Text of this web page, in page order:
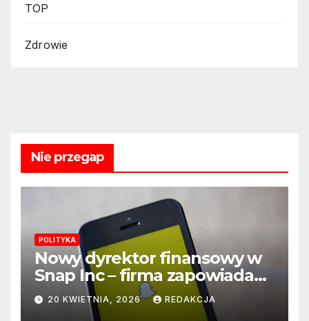
TOP
Zdrowie
Nie przegap
POLITYKA
Nowy dyrektor finansowy w
Snap Inc – firma zapowiada
zmianę na kluczowym
stanowisku
20 KWIETNIA, 2026 REDAKCJA